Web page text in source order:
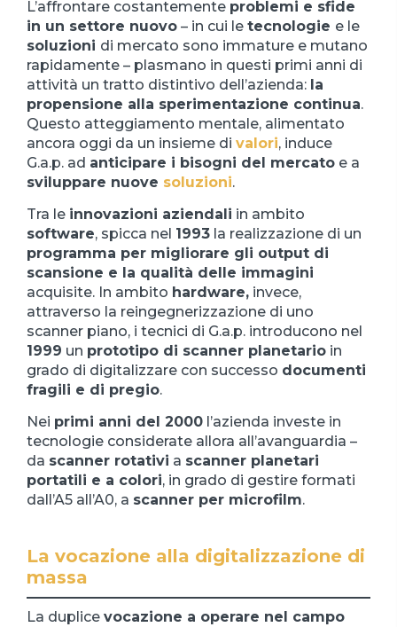
L’affrontare costantemente problemi e sfide
in un settore nuovo – in cui le tecnologie e le
soluzioni di mercato sono immature e mutano
rapidamente – plasmano in questi primi anni di
attività un tratto distintivo dell’azienda: la
propensione alla sperimentazione continua.
Questo atteggiamento mentale, alimentato
ancora oggi da un insieme di valori, induce
G.a.p. ad anticipare i bisogni del mercato e a
sviluppare nuove soluzioni.
Tra le innovazioni aziendali in ambito
software, spicca nel 1993 la realizzazione di un
programma per migliorare gli output di
scansione e la qualità delle immagini
acquisite. In ambito hardware, invece,
attraverso la reingegnerizzazione di uno
scanner piano, i tecnici di G.a.p. introducono nel
1999 un prototipo di scanner planetario in
grado di digitalizzare con successo documenti
fragili e di pregio.
Nei primi anni del 2000 l’azienda investe in
tecnologie considerate allora all’avanguardia –
da scanner rotativi a scanner planetari
portatili e a colori, in grado di gestire formati
dall’A5 all’A0, a scanner per microfilm.
La vocazione alla digitalizzazione di
massa
La duplice vocazione a operare nel campo